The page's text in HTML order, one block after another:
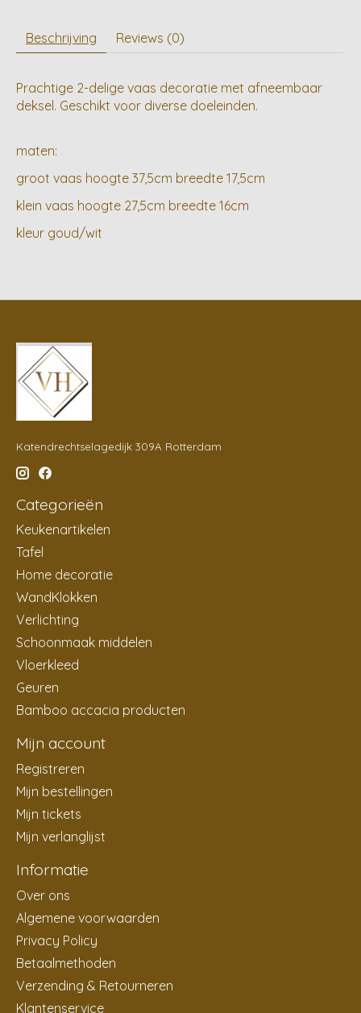
Beschrijving Reviews (0)
Prachtige 2-delige vaas decoratie met afneembaar
deksel. Geschikt voor diverse doeleinden.
maten:
groot vaas hoogte 37,5cm breedte 17,5cm
klein vaas hoogte 27,5cm breedte 16cm
kleur goud/wit
Katendrechtselagedijk 309A Rotterdam
Categorieën
Keukenartikelen
Tafel
Home decoratie
WandKlokken
Verlichting
Schoonmaak middelen
Vloerkleed
Geuren
Bamboo accacia producten
Mijn account
Registreren
Mijn bestellingen
Mijn tickets
Mijn verlanglijst
Informatie
Over ons
Algemene voorwaarden
Privacy Policy
Betaalmethoden
Verzending & Retourneren
Klantenservice